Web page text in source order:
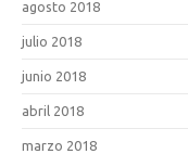
agosto 2018
julio 2018
junio 2018
abril 2018
marzo 2018